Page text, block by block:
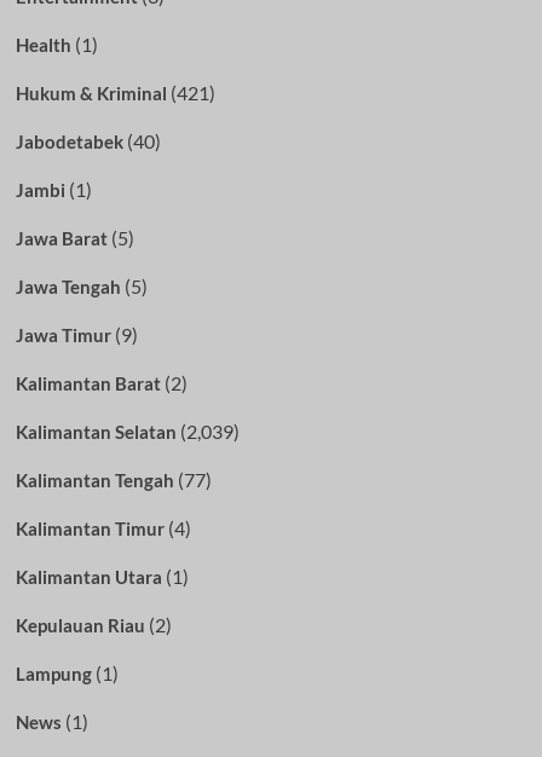
Health (1)
Hukum & Kriminal (421)
Jabodetabek(40)
Jambi (1)
Jawa Barat(5)
Jawa Tengah (5)
Jawa Timur(9)
Kalimantan Barat(2)
Kalimantan Selatan (2,039)
Kalimantan Tengah (77)
Kalimantan Timur(4)
Kalimantan Utara (1)
Kepulauan Riau (2)
Lampung(1)
News (1)